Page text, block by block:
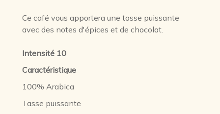
Ce café vous apportera une tasse puissante
avec des notes d'épices et de chocolat.
Intensité 10
Caractéristique
100% Arabica
Tasse puissante